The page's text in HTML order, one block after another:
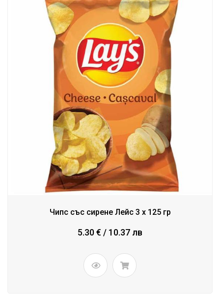
Чипс със сирене Лейс 3 x 125 гр
5.30 € / 10.37 лв